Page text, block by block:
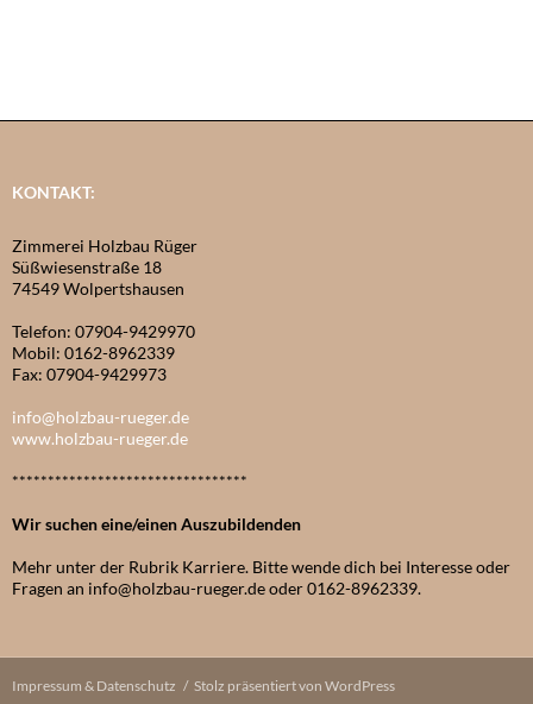
KONTAKT:
Zimmerei Holzbau Rüger
Süßwiesenstraße 18
74549 Wolpertshausen
Telefon: 07904-9429970
Mobil: 0162-8962339
Fax: 07904-9429973
info@holzbau-rueger.de
www.holzbau-rueger.de
*********************************
Wir suchen eine/einen Auszubildenden
Mehr unter der Rubrik Karriere. Bitte wende dich bei Interesse oder
Fragen an info@holzbau-rueger.de oder 0162-8962339.
Impressum & Datenschutz Stolz präsentiert von WordPress